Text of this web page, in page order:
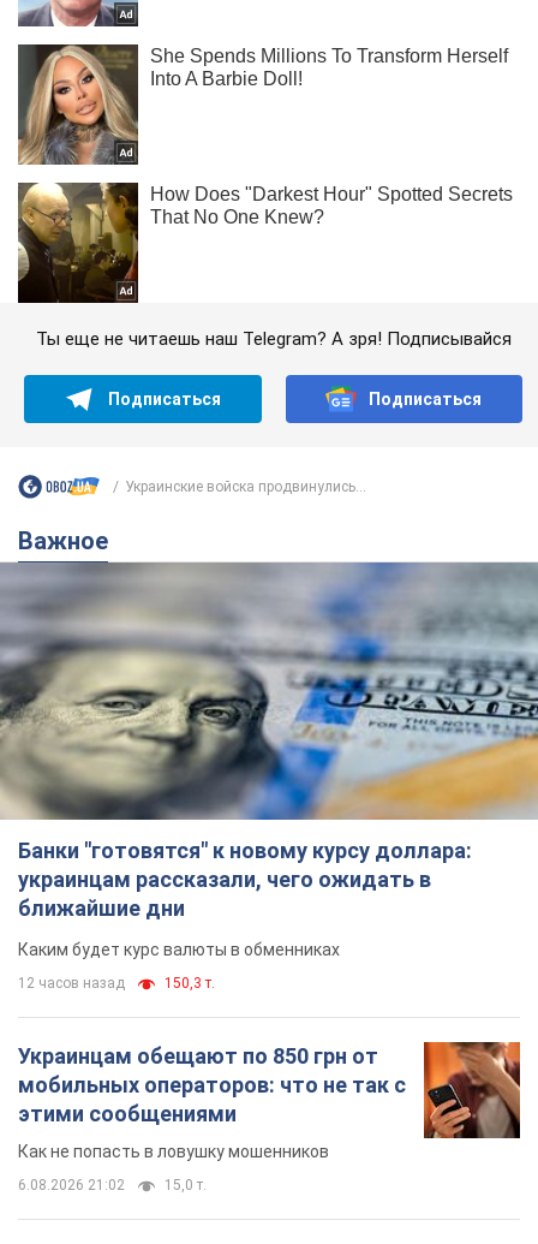
Ты еще не читаешь наш Telegram? А зря! Подписывайся
Подписаться Подписаться
Украинские войска продвинулись...
Важное
Банки "готовятся" к новому курсу доллара:
украинцам рассказали, чего ожидать в
ближайшие дни
Каким будет курс валюты в обменниках
12 часов назад 150,3 т.
Украинцам обещают по 850 грн от
мобильных операторов: что не так с
этими сообщениями
Как не попасть в ловушку мошенников
6.08.2026 21:02 15,0 т.